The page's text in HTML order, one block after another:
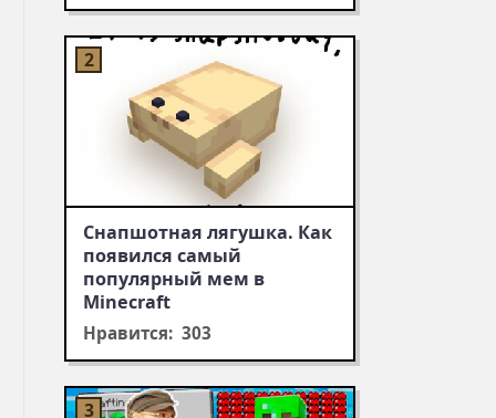
Снапшотная лягушка. Как
появился самый
популярный мем в
Minecraft
Нравится: 303